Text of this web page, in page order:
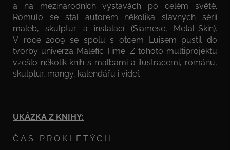
a na mezinárodních výstavách po celém světě.
Romulo se stal autorem několika slavných sérií
maleb, skulptur a instalací (Siamese, Metal-Skin).
V roce 2009 se spolu s otcem Luisem pustil do
tvorby univerza Malefic Time. Z tohoto multiprojektu
vzešlo několik knih s malbami a ilustracemi, románů,
skulptur, mangy, kalendářů i videí.
UKÁZKA Z KNIHY:
Č A S P R O K L E T Ý C H